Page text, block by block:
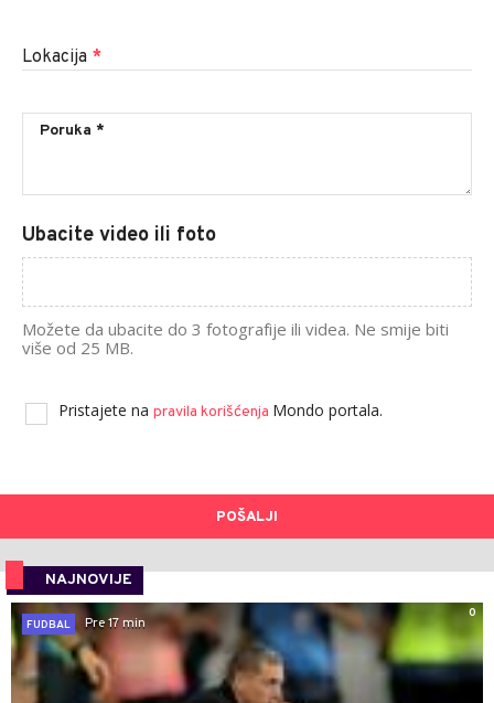
Lokacija *
Ubacite video ili foto
Možete da ubacite do 3 fotografije ili videa. Ne smije biti
više od 25 MB.
Pristajete na pravila korišćenja Mondo portala.
POŠALJI
NAJNOVIJE
0
FUDBAL
Pre 17 min